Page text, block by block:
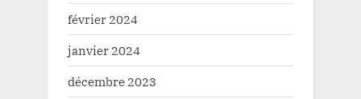
février 2024
janvier 2024
décembre 2023